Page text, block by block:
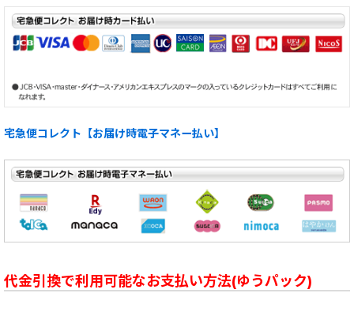
宅急便コレクト【お届け時電子マネー払い】
代金引換で利用可能なお支払い方法(ゆうパック)